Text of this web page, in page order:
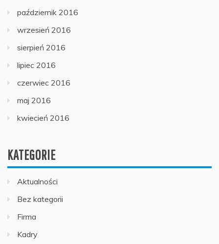
październik 2016
wrzesień 2016
sierpień 2016
lipiec 2016
czerwiec 2016
maj 2016
kwiecień 2016
KATEGORIE
Aktualności
Bez kategorii
Firma
Kadry